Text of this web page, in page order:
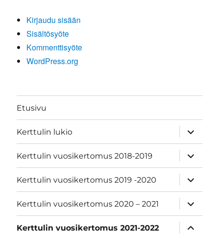
Kirjaudu sisään
Sisältösyöte
Kommenttisyöte
WordPress.org
Etusivu
Kerttulin lukio
näytä
Kerttulin vuosikertomus 2018-2019
näytä
Kerttulin vuosikertomus 2019 -2020
näytä
Kerttulin vuosikertomus 2020 – 2021
näytä
Kerttulin vuosikertomus 2021-2022
näytä